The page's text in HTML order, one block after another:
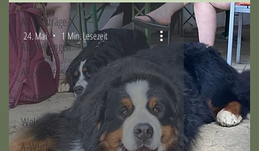
Alle Beiträge
Ausstellungen
Allgemeines
Termine
Welpentagebücher
A-Wurf
24. Mai 1 Min. Lesezeit